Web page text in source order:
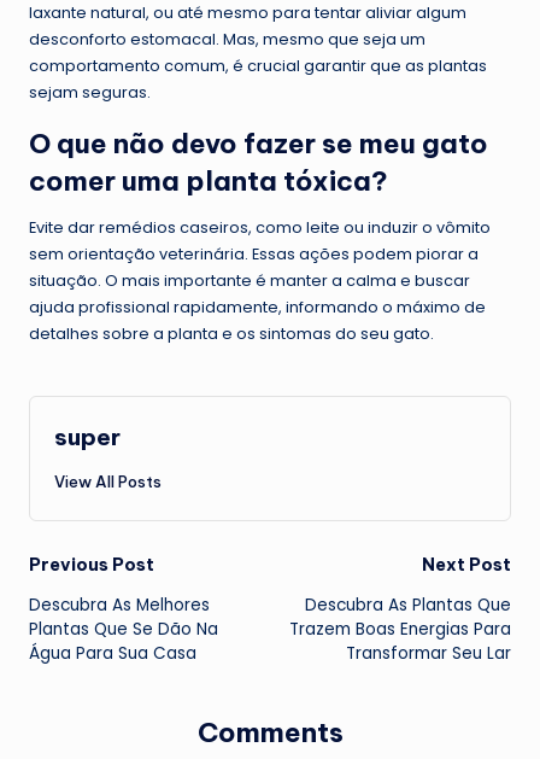
laxante natural, ou até mesmo para tentar aliviar algum
desconforto estomacal. Mas, mesmo que seja um
comportamento comum, é crucial garantir que as plantas
sejam seguras.
O que não devo fazer se meu gato
comer uma planta tóxica?
Evite dar remédios caseiros, como leite ou induzir o vômito
sem orientação veterinária. Essas ações podem piorar a
situação. O mais importante é manter a calma e buscar
ajuda profissional rapidamente, informando o máximo de
detalhes sobre a planta e os sintomas do seu gato.
super
View All Posts
Post
navigation
Previous Post
Descubra As Melhores
Plantas Que Se Dão Na
Água Para Sua Casa
Next Post
Descubra As Plantas Que
Trazem Boas Energias Para
Transformar Seu Lar
Comments